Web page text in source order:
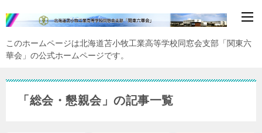
このホームページは北海道苫小牧工業高等学校同窓会支部「関東六
華会」の公式ホームページです。
「総会・懇親会」の記事一覧